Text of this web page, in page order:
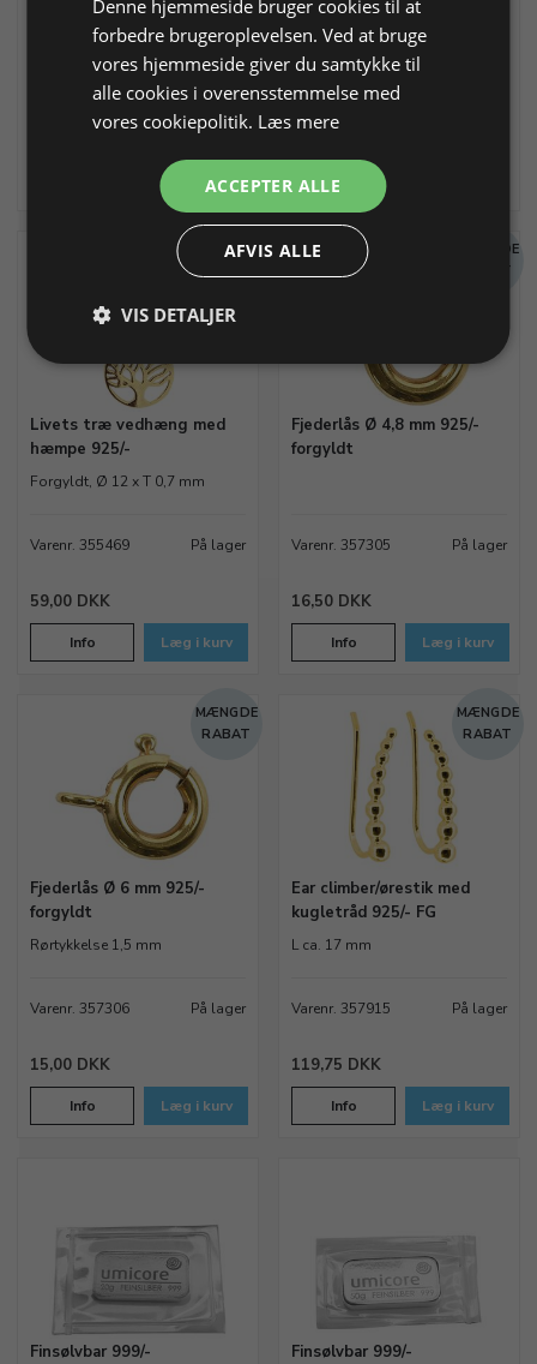
0,7 mm tråd
Varenr. 355375 På lager
Læg i kurv
Forgyldt, H 18,5 x B 15 x T 1
mm
Varenr. 355467
Info
MÆNGDE
Livets træ vedhæng med
hæmpe 925/-
Forgyldt, Ø 12 x T 0,7 mm
Varenr. 355469 På lager
59,00 DKK
Info Læg i kurv
MÆNGDE
RABAT
Fjederlås Ø 4,8 mm 925/-
forgyldt
Varenr. 357305 På lager
16,50 DKK
Info Læg i kurv
MÆNGDE
RABAT
Fjederlås Ø 6 mm 925/-
forgyldt
Rørtykkelse 1,5 mm
Varenr. 357306 På lager
15,00 DKK
Info Læg i kurv
MÆNGDE
RABAT
Ear climber/ørestik med
kugletråd 925/- FG
L ca. 17 mm
Varenr. 357915 På lager
119,75 DKK
Info Læg i kurv
Finsølvbar 999/-
Finsølvbar 999/-
Denne hjemmeside bruger cookies til at
forbedre brugeroplevelsen. Ved at bruge
vores hjemmeside giver du samtykke til
alle cookies i overensstemmelse med
vores cookiepolitik. Læs mere
ACCEPTER ALLE
AFVIS ALLE
VIS DETALJER